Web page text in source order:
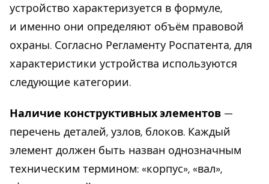
устройство характеризуется в формуле,
и именно они определяют объём правовой
охраны. Согласно Регламенту Роспатента, для
характеристики устройства используются
следующие категории.
Наличие конструктивных элементов —
перечень деталей, узлов, блоков. Каждый
элемент должен быть назван однозначным
техническим термином: «корпус», «вал»,